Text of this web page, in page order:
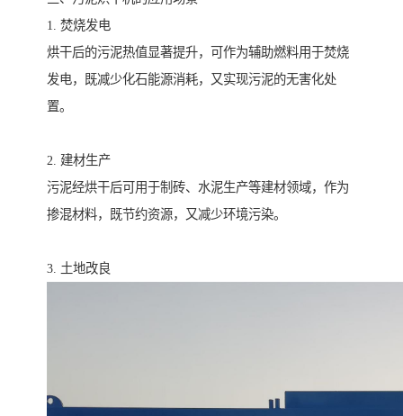
1. 焚烧发电
烘干后的污泥热值显著提升，可作为辅助燃料用于焚烧
发电，既减少化石能源消耗，又实现污泥的无害化处
置。
2. 建材生产
污泥经烘干后可用于制砖、水泥生产等建材领域，作为
掺混材料，既节约资源，又减少环境污染。
3. 土地改良